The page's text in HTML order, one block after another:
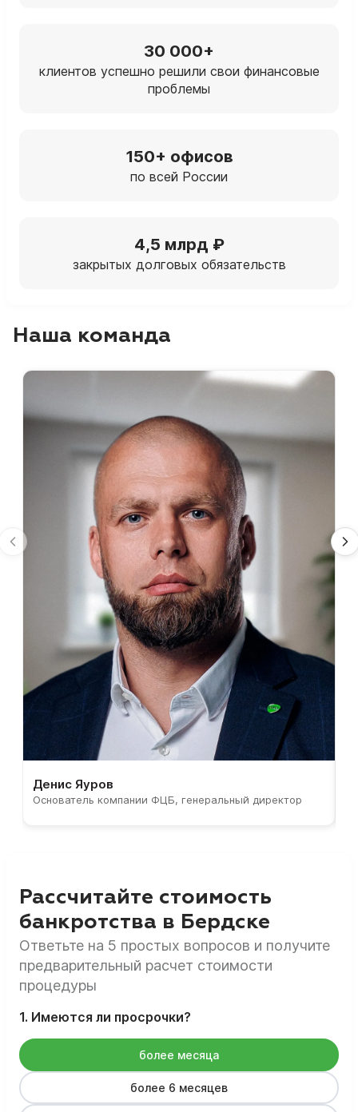
30 000+
клиентов успешно решили свои финансовые
проблемы
150+ офисов
по всей России
4,5 млрд ₽
закрытых долговых обязательств
Наша команда
Денис Яуров
Основатель компании ФЦБ, генеральный директор
Рассчитайте стоимость
банкротства в Бердске
Ответьте на 5 простых вопросов и получите
предварительный расчет стоимости
процедуры
1. Имеются ли просрочки?
более месяца
более 6 месяцев